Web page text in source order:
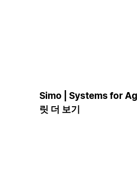
Simo | Systems for
릿 더 보기